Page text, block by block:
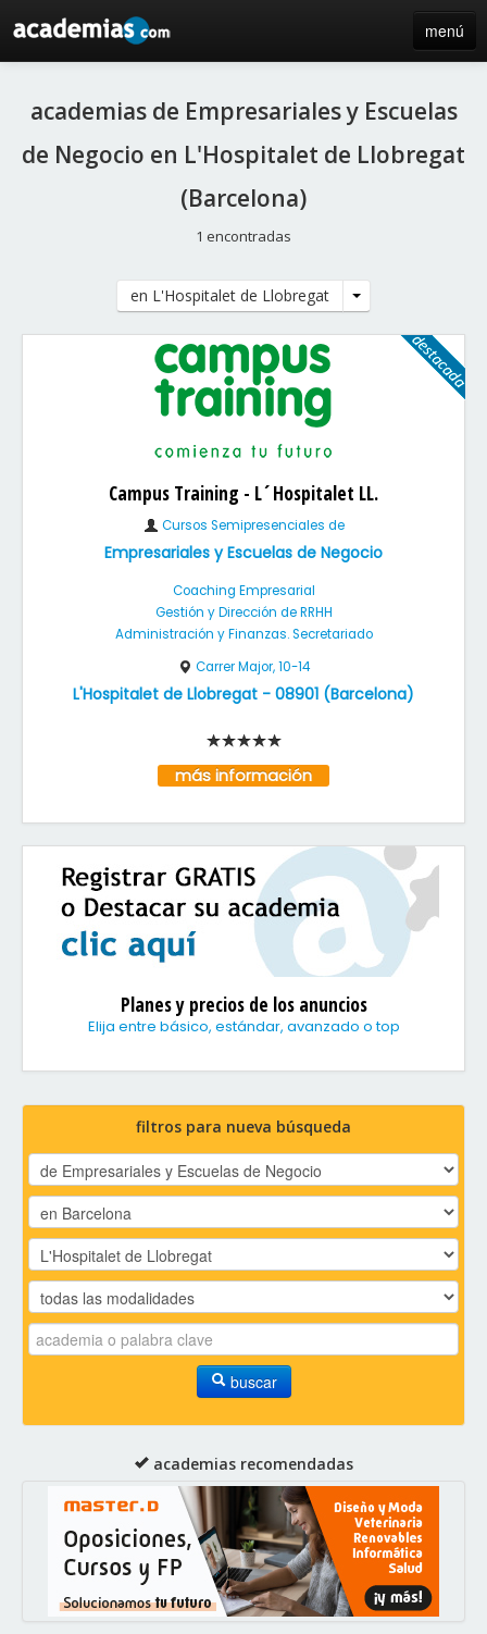
menú
blog
directorio
iniciar sesión / registro de centros
academias de Empresariales y Escuelas
de Negocio en L'Hospitalet de Llobregat
(Barcelona)
1 encontradas
en L'Hospitalet de Llobregat
Campus Training - L´Hospitalet LL.
Cursos Semipresenciales de
Empresariales y Escuelas de Negocio
Coaching Empresarial
Gestión y Dirección de RRHH
Administración y Finanzas. Secretariado
Carrer Major, 10-14
L'Hospitalet de Llobregat - 08901 (Barcelona)
más información
Planes y precios de los anuncios
Elija entre básico, estándar, avanzado o top
filtros para nueva búsqueda
buscar
academias recomendadas